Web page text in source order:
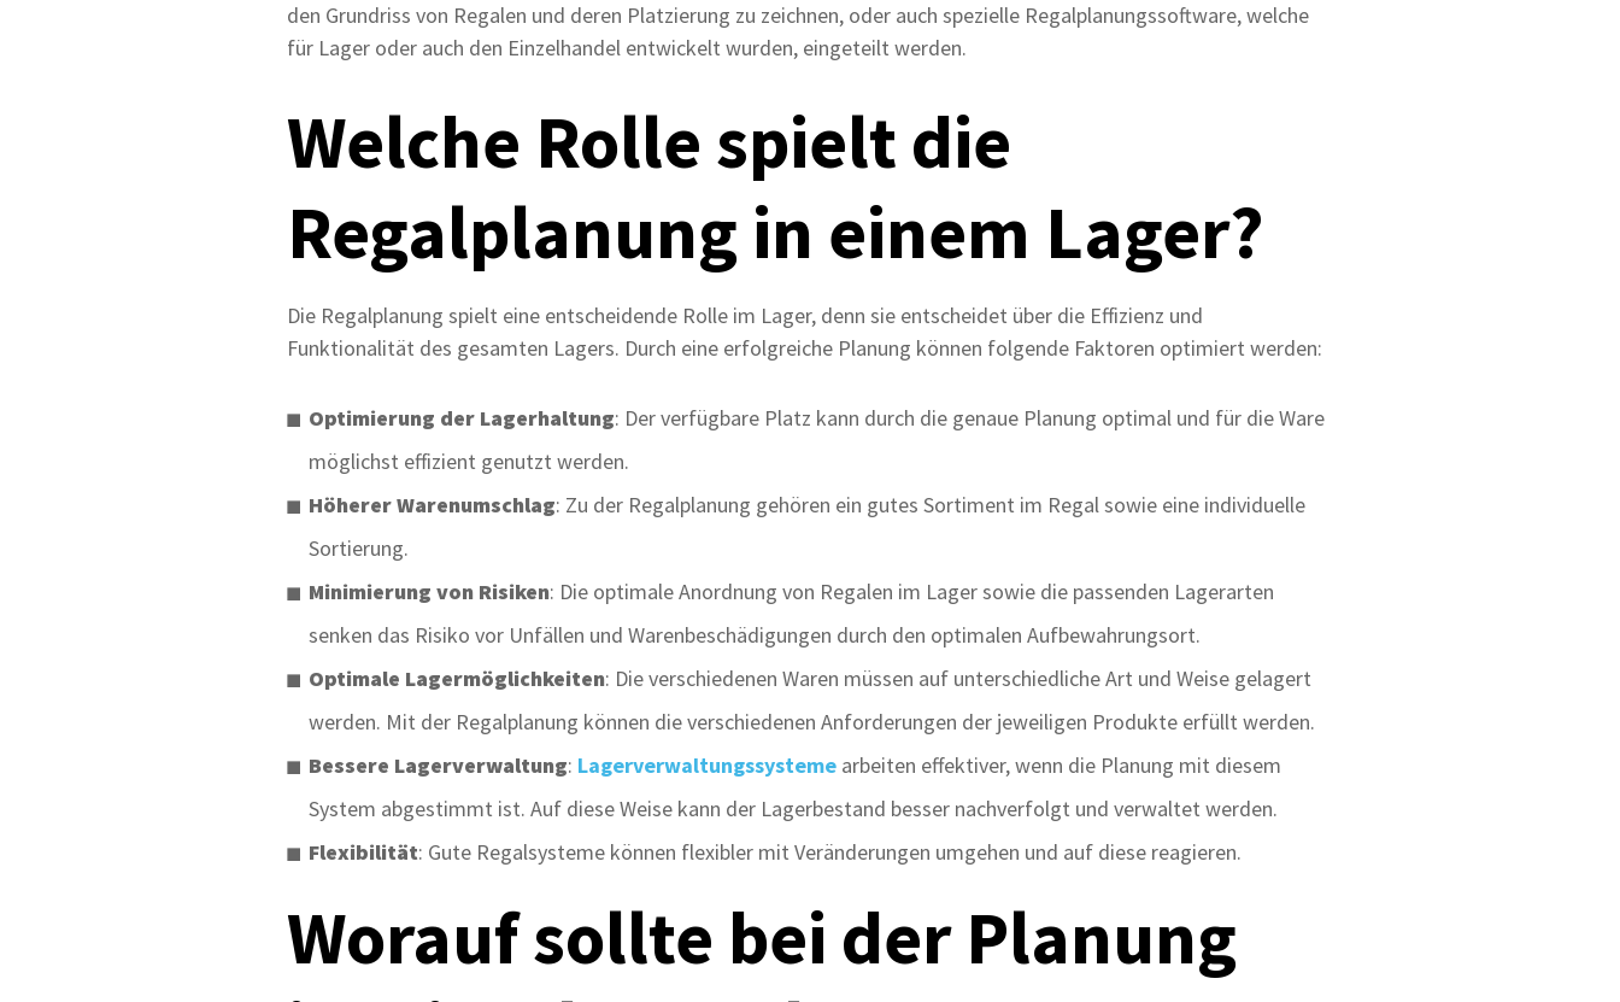
den Grundriss von Regalen und deren Platzierung zu zeichnen, oder auch spezielle Regalplanungssoftware, welche
für Lager oder auch den Einzelhandel entwickelt wurden, eingeteilt werden.
Welche Rolle spielt die
Regalplanung in einem Lager?
Die Regalplanung spielt eine entscheidende Rolle im Lager, denn sie entscheidet über die Effizienz und
Funktionalität des gesamten Lagers. Durch eine erfolgreiche Planung können folgende Faktoren optimiert werden:
Optimierung der Lagerhaltung: Der verfügbare Platz kann durch die genaue Planung optimal und für die Ware
möglichst effizient genutzt werden.
Höherer Warenumschlag: Zu der Regalplanung gehören ein gutes Sortiment im Regal sowie eine individuelle
Sortierung.
Minimierung von Risiken: Die optimale Anordnung von Regalen im Lager sowie die passenden Lagerarten
senken das Risiko vor Unfällen und Warenbeschädigungen durch den optimalen Aufbewahrungsort.
Optimale Lagermöglichkeiten: Die verschiedenen Waren müssen auf unterschiedliche Art und Weise gelagert
werden. Mit der Regalplanung können die verschiedenen Anforderungen der jeweiligen Produkte erfüllt werden.
Bessere Lagerverwaltung: Lagerverwaltungssysteme arbeiten effektiver, wenn die Planung mit diesem
System abgestimmt ist. Auf diese Weise kann der Lagerbestand besser nachverfolgt und verwaltet werden.
Flexibilität: Gute Regalsysteme können flexibler mit Veränderungen umgehen und auf diese reagieren.
Worauf sollte bei der Planung